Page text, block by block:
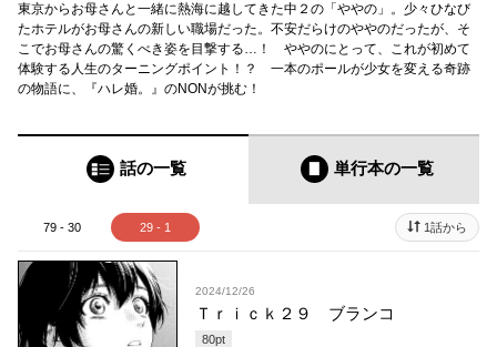
東京からお母さんと一緒に熱海に越してきた中２の「ややの」。少々ひなび
たホテルがお母さんの新しい職場だった。不安だらけのややのだったが、そ
こでお母さんの驚くべき姿を目撃する…！ ややのにとって、これが初めて
体験する人生のターニングポイント！？ 一本のポールが少女を変える奇跡
の物語に、『ハレ婚。』のNONが挑む！
話の一覧 単行本の一覧
79 - 30 29 - 1 1話から
2024/12/26
Ｔｒｉｃｋ２９ ブランコ
80pt